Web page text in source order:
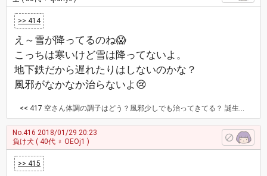
>> 414
え～雪が降ってるのね😱
こっちは寒いけど雪は降ってないよ。
地下鉄だから遅れたりはしないのかな？
風邪がなかなか治らないよ😢
<< 417 空さん体調の調子はどう？風邪少しでも治ってきてる？ 誕生日おめでとう🎁🎂
No.416 2018/01/29 20:23
負け犬 ( 40代 ♀ OEOj1 )
>> 415